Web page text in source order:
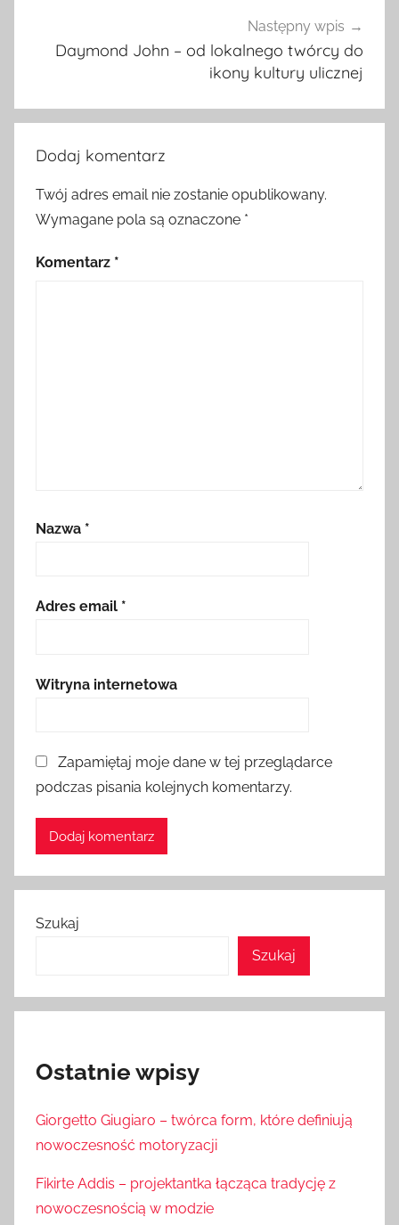
Następny wpis
Daymond John – od lokalnego twórcy do
ikony kultury ulicznej
Dodaj komentarz
Twój adres email nie zostanie opublikowany.
Wymagane pola są oznaczone *
Komentarz *
Nazwa *
Adres email *
Witryna internetowa
Zapamiętaj moje dane w tej przeglądarce
podczas pisania kolejnych komentarzy.
Szukaj
Szukaj
Ostatnie wpisy
Giorgetto Giugiaro – twórca form, które definiują
nowoczesność motoryzacji
Fikirte Addis – projektantka łącząca tradycję z
nowoczesnością w modzie